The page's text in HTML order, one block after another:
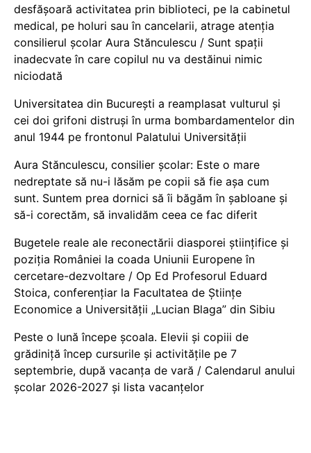
desfășoară activitatea prin biblioteci, pe la cabinetul
medical, pe holuri sau în cancelarii, atrage atenția
consilierul școlar Aura Stănculescu / Sunt spații
inadecvate în care copilul nu va destăinui nimic
niciodată
Universitatea din București a reamplasat vulturul și
cei doi grifoni distruși în urma bombardamentelor din
anul 1944 pe frontonul Palatului Universității
Aura Stănculescu, consilier școlar: Este o mare
nedreptate să nu-i lăsăm pe copii să fie așa cum
sunt. Suntem prea dornici să îi băgăm în șabloane și
să-i corectăm, să invalidăm ceea ce fac diferit
Bugetele reale ale reconectării diasporei științifice și
poziția României la coada Uniunii Europene în
cercetare-dezvoltare / Op Ed Profesorul Eduard
Stoica, conferențiar la Facultatea de Științe
Economice a Universității „Lucian Blaga” din Sibiu
Peste o lună începe școala. Elevii și copiii de
grădiniță încep cursurile și activitățile pe 7
septembrie, după vacanța de vară / Calendarul anului
școlar 2026-2027 și lista vacanțelor